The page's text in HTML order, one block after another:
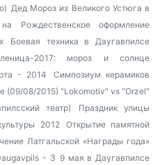
Дед Мороз из Великого Устюга в
Рождественское оформление
Боевая техника в Даугавпилсе
2017: мороз и солнце
- 2014
Симпозиум керамиков
(09/08/2015) "Lokomotiv" vs "Orzel"
театр)
Праздник улицы
2012
Открытие памятной
Латгальской «Награды года»
- 3 9 мая в Даугавпилсе